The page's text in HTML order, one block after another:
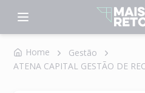
Home
Gestão
ATENA CAPITAL GESTÃO DE